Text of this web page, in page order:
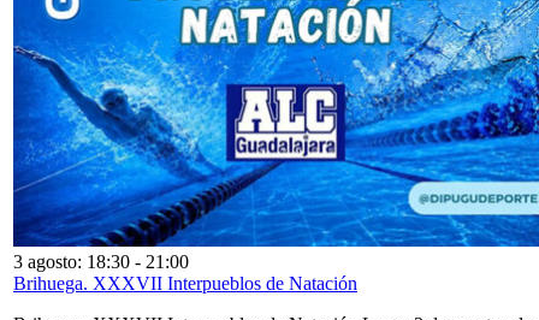
3 agosto: 18:30 - 21:00
Brihuega. XXXVII Interpueblos de Natación